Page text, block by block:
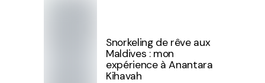
Snorkeling de rêve aux
Maldives : mon
expérience à Anantara
Kihavah